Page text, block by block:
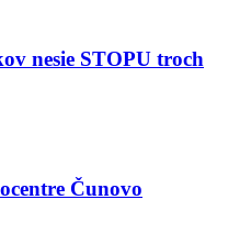
nesie STOPU troch
Čunovo